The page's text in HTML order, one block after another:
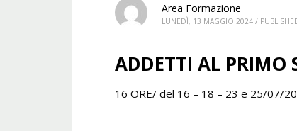
Area Formazione
LUNEDÌ, 13 MAGGIO 2024 /
ADDETTI AL PRIMO
16 ORE/ del 16 – 18 – 23 e 25/07/